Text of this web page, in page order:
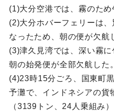
(1)大分空港では、霧のため
(2)大分ホバーフェリーは
なったため、朝の便が欠航
(3)津久見湾では、深い霧
朝の始発便が全部欠航した。
(4)23時15分ごろ、国東町
予灘で、インドネシアの貨
（3139トン、24人乗組み